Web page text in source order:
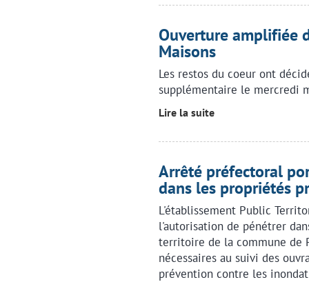
Ouverture amplifiée
Maisons
Les restos du coeur ont
supplémentaire le mercredi
Lire la suite
Arrêté préfectoral
dans les propriétés
L'établissement Public
l'autorisation de pénétrer
territoire de la commune de
nécessaires au suivi des
prévention contre les